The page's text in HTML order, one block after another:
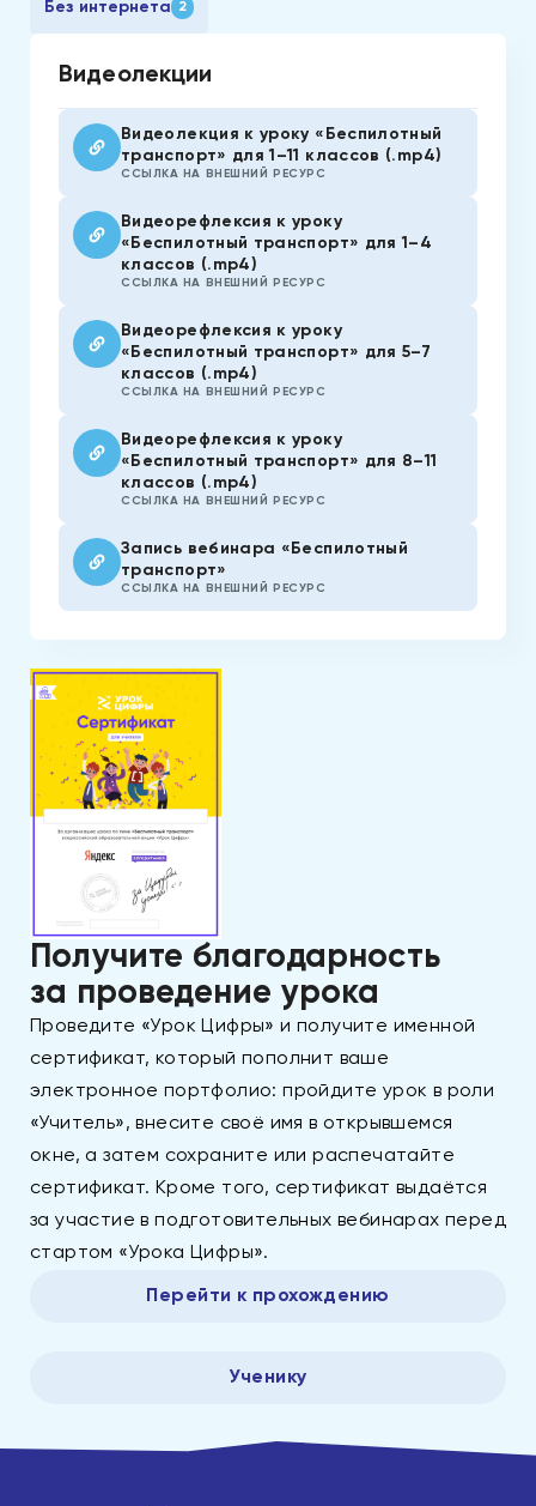
Ученику
Без интернета 2
Видеолекции
Видеолекция к уроку «Беспилотный
транспорт» для 1–11 классов (.mp4)
ССЫЛКА НА ВНЕШНИЙ РЕСУРС
Видеорефлексия к уроку
«Беспилотный транспорт» для 1–4
классов (.mp4)
ССЫЛКА НА ВНЕШНИЙ РЕСУРС
Видеорефлексия к уроку
«Беспилотный транспорт» для 5–7
классов (.mp4)
ССЫЛКА НА ВНЕШНИЙ РЕСУРС
Видеорефлексия к уроку
«Беспилотный транспорт» для 8–11
классов (.mp4)
ССЫЛКА НА ВНЕШНИЙ РЕСУРС
Запись вебинара «Беспилотный
транспорт»
ССЫЛКА НА ВНЕШНИЙ РЕСУРС
Получите благодарность
за проведение урока
Проведите «Урок Цифры» и получите именной
сертификат, который пополнит ваше
электронное портфолио: пройдите урок в роли
«Учитель», внесите своё имя в открывшемся
окне, а затем сохраните или распечатайте
сертификат. Кроме того, сертификат выдаётся
за участие в подготовительных вебинарах перед
стартом «Урока Цифры».
Перейти к прохождению